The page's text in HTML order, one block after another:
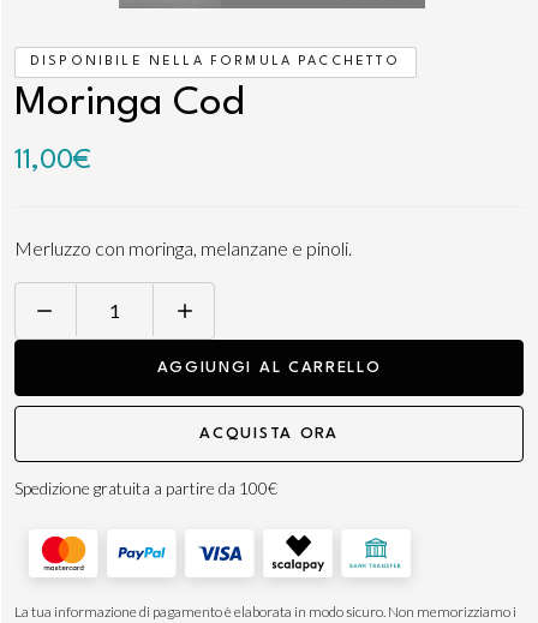
DISPONIBILE NELLA FORMULA PACCHETTO
Moringa Cod
11,00€
Merluzzo con moringa, melanzane e pinoli.
AGGIUNGI AL CARRELLO
ACQUISTA ORA
Spedizione gratuita a partire da 100€
La tua informazione di pagamento è elaborata in modo sicuro. Non memorizziamo i